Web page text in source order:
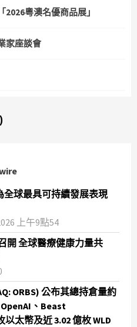
粵澳名優商品展」
家座談會
全球最具可持續發展表現
上午9點54
開 全球醫療健康力量共
ORBS) 公布其總持倉量約
、Beast
太幣及近 3.02 億枚 WLD